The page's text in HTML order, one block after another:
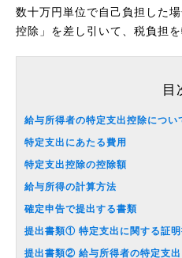
数十万円単位で自己負担した
控除」を差し引いて、税負担
目
給与所得者の特定支出控除につい
特定支出にあたる費用
特定支出控除の控除額
給与所得の計算方法
確定申告で提出する書類
提出書類① 特定支出に関する証明
提出書類② 給与所得者の特定支